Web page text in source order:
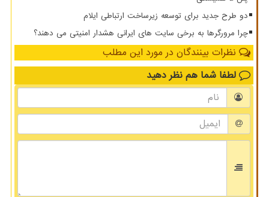
دو طرح جدید برای توسعه زیرساخت ارتباطی ایلام
چرا مرورگرها به برخی سایت های ایرانی هشدار امنیتی می دهند؟
نظرات بینندگان در مورد این مطلب
لطفا شما هم نظر دهید